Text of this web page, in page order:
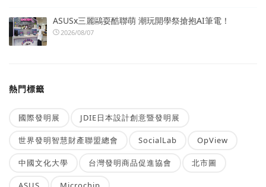
ASUSx三麗鷗耍酷聯萌 潮玩開學祭搶抱AI筆電！
2026/08/07
熱門標籤
國際發明展 JDIE日本設計創意暨發明展
世界發明智慧財產聯盟總會 SocialLab OpView
中國文化大學 台灣發明商品促進協會 北市圖